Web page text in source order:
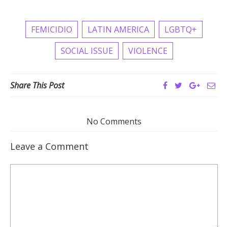
FEMICIDIO LATIN AMERICA
LGBTQ+
SOCIAL ISSUE
VIOLENCE
Share This Post
No Comments
Leave a Comment